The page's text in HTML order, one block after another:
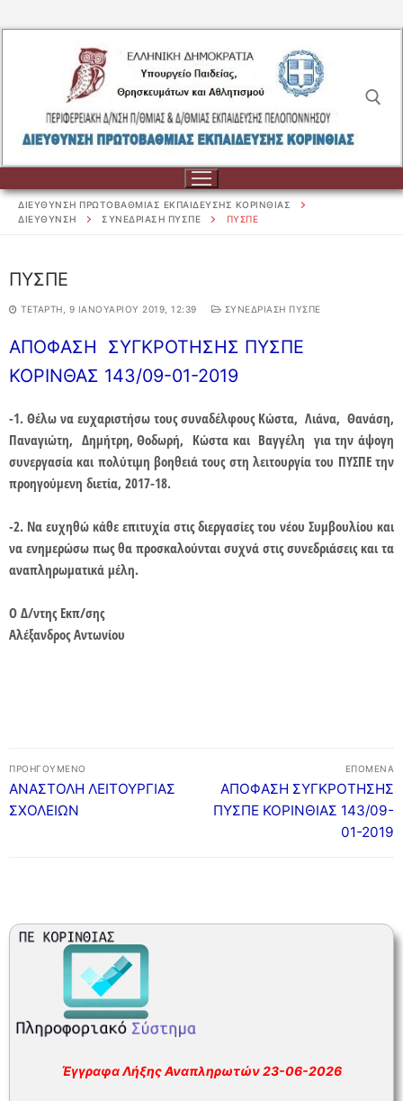
περιεχόμενο
Αναζήτηση για:
Αναζήτηση
ΔΙΕΥΘΥΝΤΗΣ
ΠΥΣΠΕ
ΣΧΟΛΕΙΑ
ΧΩΡΟΤΑΞΙΚΗ ΚΑΤΑΝΟΜΗ
ΧΩΡΟΤΑΞΙΚΗ ΚΑΤΑΝΟΜΗ
e-ΧΑΡΤΗΣ
ΠΕΡΙΦΕΡΕΙΕΣ ΣΧΟΛΕΙΩΝ
ΣΤΟΙΧΕΙΑ ΣΧΟΛΙΚΩΝ ΜΟΝΑΔΩΝ
ΟΜΑΔΕΣ ΣΧΟΛΕΙΩΝ
ΚΑΤΗΓΟΡΙΕΣ ΜΟΡΙΑ
ΟΡΓΑΝΙΚΟΤΗΤΑ ΣΧΟΛΙΚΩΝ ΜΟΝΑΔΩΝ
ΙΔΡΥΜΕΝΟ ΤΜΗΜΑ ΕΝΤΑΞΗΣ
ΣΥΜΒΟΥΛΟΙ ΕΚΠΑΙΔΕΥΣΗΣ
ΙΔΙΩΤΙΚΗ ΕΚΠΑΙΔΕΥΣΗ
ΕΚΔΡΟΜΕΣ
ΕΚΔΡΟΜΕΣ
ΣΥΧΝΕΣ ΕΡΩΤΗΣΕΙΣ ΓΙΑ ΙΔΙΩΤΙΚΗ ΕΚΠΑΙΔΕΥΣΗ –
ΕΚΠΑΙΔΕΥΤΙΚΟΙ
ΠΡΟΣΛΗΨΕΙΣ – ΔΙΟΡΙΣΜΟΙ
ΤΟΠΟΘΕΤΗΣΕΙΣ
ΜΕΤΑΘΕΣΕΙΣ
ΑΠΟΣΠΑΣΕΙΣ
ΥΠΕΡΑΡΙΘΜΙΕΣ
ΜΕΛΕΤΕΣ – ΔΡΑΣΕΙΣ
ΜΕΛΕΤΕΣ – ΔΡΑΣΕΙΣ
ΚΑΙΝΟΤΟΜΕΣ ΔΡΑΣΕΙΣ
ΣΥΝΕΔΡΙΟ
ΕΠΟΠΤΡΙΑ-ΣΥΜΒΟΥΛΟΙ
ΕΠΙΜΟΡΦΩΣΕΙΣ ΕΠΟΠΤΡΙΑΣ ΠΟΙΟΤΗΤΑΣ
ΕΠΙΜΟΡΦΩΣΕΙΣ ΣΥΜΒΟΥΛΩΝ ΕΚΠΑΙΔΕΥΣΗΣ
ΣΩΜΑ ΣΥΜΒΟΥΛΩΝ ΕΚΠΑΙΔΕΥΣΗΣ
ΟΙΚΟΝΟΜΙΚΑ
ΟΙΚΟΝΟΜΙΚΑ
ΜΙΣΘΟΔΟΣΙΑ
ΠΡΟΥΠΟΛΟΓΙΣΜΟΣ
ERASMUS+
ΕΠΙΚΟΙΝΩΝΙΑ
ΕΠΙΚΟΙΝΩΝΙΑ
ΣΥΧΝΕΣ ΕΡΩΤΗΣΕΙΣ – ΤΜΗΜΑ ΔΙΟΙΚΗΤΙΚΟΥ
ΣΥΧΝΕΣ ΕΡΩΤΗΣΕΙΣ – ΤΜΗΜΑ ΟΙΚΟΝΟΜΙΚΟΥ
ΥΠΟΒΟΛΗ ΑΙΤΗΣΗΣ ΜΕ ΛΟΓΟΤΥΠΟ ΕΣΠΑ
ΔΙΕΥΘΥΝΣΗ ΠΡΩΤΟΒΑΘΜΙΑΣ ΕΚΠΑΙΔΕΥΣΗΣ ΚΟΡΙΝΘΙΑΣ
ΔΙΕΥΘΥΝΣΗ
ΣΥΝΕΔΡΙΑΣΗ ΠΥΣΠΕ ΠΥΣΠΕ
ΠΥΣΠΕ
ΤΕΤΆΡΤΗ, 9 ΙΑΝΟΥΑΡΊΟΥ 2019, 12:39 ΣΥΝΕΔΡΙΑΣΗ ΠΥΣΠΕ
ΑΠΟΦΑΣΗ ΣΥΓΚΡΟΤΗΣΗΣ ΠΥΣΠΕ
ΚΟΡΙΝΘΑΣ 143/09-01-2019
-1. Θέλω να ευχαριστήσω τους συναδέλφους Κώστα, Λιάνα, Θανάση,
Παναγιώτη, Δημήτρη, Θοδωρή, Κώστα και Βαγγέλη για την άψογη
συνεργασία και πολύτιμη βοηθειά τους στη λειτουργία του ΠΥΣΠΕ την
προηγούμενη διετία, 2017-18.
-2. Να ευχηθώ κάθε επιτυχία στις διεργασίες του νέου Συμβουλίου και
να ενημερώσω πως θα προσκαλούνται συχνά στις συνεδριάσεις και τα
αναπληρωματικά μέλη.
Ο Δ/ντης Εκπ/σης
Αλέξανδρος Αντωνίου
Πλοήγηση
άρθρων
ΠΡΟΗΓΟΎΜΕΝΟ
Προηγούμενο
άρθρο:
ΑΝΑΣΤΟΛΗ ΛΕΙΤΟΥΡΓΙΑΣ
ΣΧΟΛΕΙΩΝ
ΕΠΌΜΕΝΑ
Επόμενο
άρθρο:
ΑΠΟΦΑΣΗ ΣΥΓΚΡΟΤΗΣΗΣ
ΠΥΣΠΕ ΚΟΡΙΝΘΙΑΣ 143/09-
01-2019
Έγγραφα Λήξης Αναπληρωτών 23-06-2026